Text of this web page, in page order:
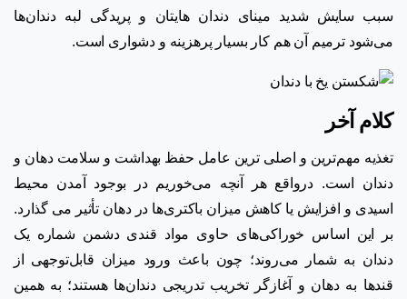
سبب سایش شدید مینای دندان هایتان و پریدگی لبه دندان‌ها
می‌شود ترمیم آن هم کار بسیار پرهزینه‌ و دشواری است.
کلام آخر
تغذیه مهم‌ترین و اصلی ترین عامل حفظ بهداشت و سلامت دهان و
دندان است. درواقع هر آنچه می‌خوریم در بوجود آمدن محیط
اسیدی و افزایش یا کاهش میزان باکتری‌ها در دهان تأثیر می گذارد.
بر این اساس خوراکی‌های حاوی مواد قندی دشمن شماره یک
دندان به شمار می‌روند؛ چون باعث ورود میزان قابل‌توجهی از
قندها به دهان و آغازگر تخریب تدریجی دندان‌ها هستند؛ به همین